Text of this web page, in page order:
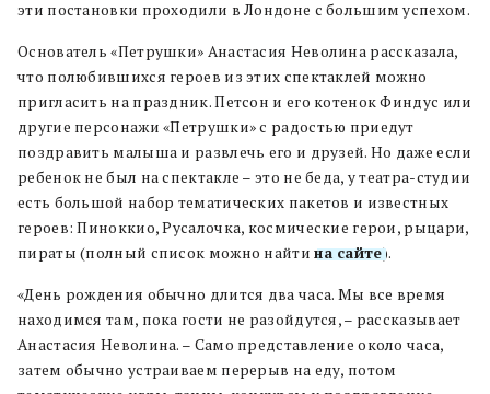
эти постановки проходили в Лондоне с большим успехом.
Основатель «Петрушки» Анастасия Неволина рассказала,
что полюбившихся героев из этих спектаклей можно
пригласить на праздник. Петсон и его котенок Финдус или
другие персонажи «Петрушки» с радостью приедут
поздравить малыша и развлечь его и друзей. Но даже если
ребенок не был на спектакле – это не беда, у театра-студии
есть большой набор тематических пакетов и известных
героев: Пиноккио, Русалочка, космические герои, рыцари,
пираты (полный список можно найтина сайте).
«День рождения обычно длится два часа. Мы все время
находимся там, пока гости не разойдутся, – рассказывает
Анастасия Неволина. – Само представление около часа,
затем обычно устраиваем перерыв на еду, потом